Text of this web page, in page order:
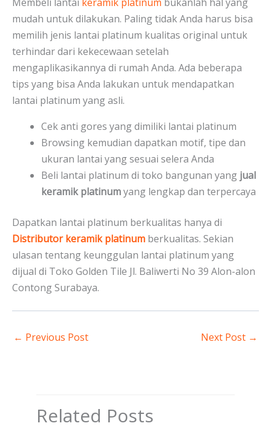
mudah untuk dilakukan. Paling tidak Anda harus bisa
memilih jenis lantai platinum kualitas original untuk
terhindar dari kekecewaan setelah
mengaplikasikannya di rumah Anda. Ada beberapa
tips yang bisa Anda lakukan untuk mendapatkan
lantai platinum yang asli.
Cek anti gores yang dimiliki lantai platinum
Browsing kemudian dapatkan motif, tipe dan
ukuran lantai yang sesuai selera Anda
Beli lantai platinum di toko bangunan yang jual
keramik platinumyang lengkap dan terpercaya
Dapatkan lantai platinum berkualitas hanya di
Distributor keramik platinum berkualitas. Sekian
ulasan tentang keunggulan lantai platinum yang
dijual di Toko Golden Tile Jl. Baliwerti No 39 Alon-alon
Contong Surabaya.
← Previous Post Next Post →
Related Posts